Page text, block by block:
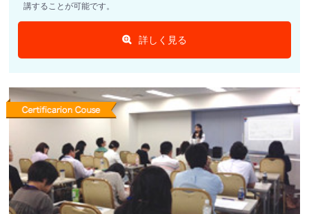
講することが可能です。
詳しく見る